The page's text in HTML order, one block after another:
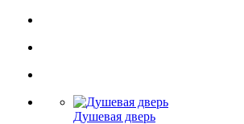
Душевая дверь